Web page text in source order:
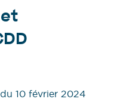
10 février 2024